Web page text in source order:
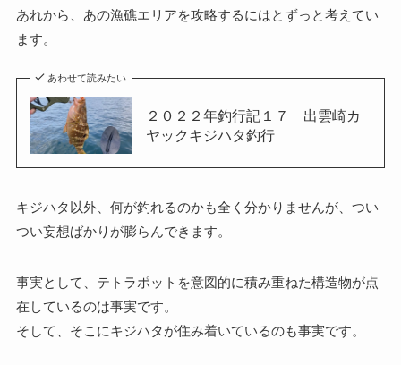
あれから、あの漁礁エリアを攻略するにはとずっと考えてい
ます。
あわせて読みたい
２０２２年釣行記１７ 出雲崎カ
ヤックキジハタ釣行
キジハタ以外、何が釣れるのかも全く分かりませんが、つい
つい妄想ばかりが膨らんできます。
事実として、テトラポットを意図的に積み重ねた構造物が点
在しているのは事実です。
そして、そこにキジハタが住み着いているのも事実です。